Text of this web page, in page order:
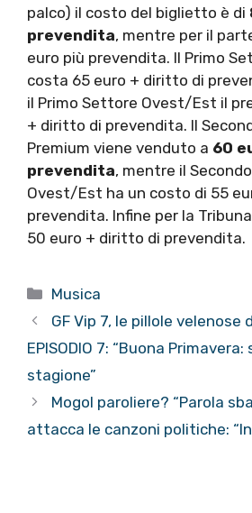
palco) il costo del biglietto è di
prevendita, mentre per il
euro più prevendita. Il Primo
costa 65 euro + diritto di
il Primo Settore Ovest/Est il
+ diritto di prevendita. Il
Premium viene venduto a 60
prevendita, mentre il
Ovest/Est ha un costo di 55
prevendita. Infine per la
50 euro + diritto di prevendita.
Categorie
Musica
GF Vip 7, le pillole velenose
EPISODIO 7: “Buona Primavera:
stagione”
Mogol paroliere? “Parola
attacca le canzoni politiche: